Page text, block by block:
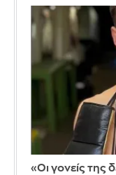
«Οι γονείς της